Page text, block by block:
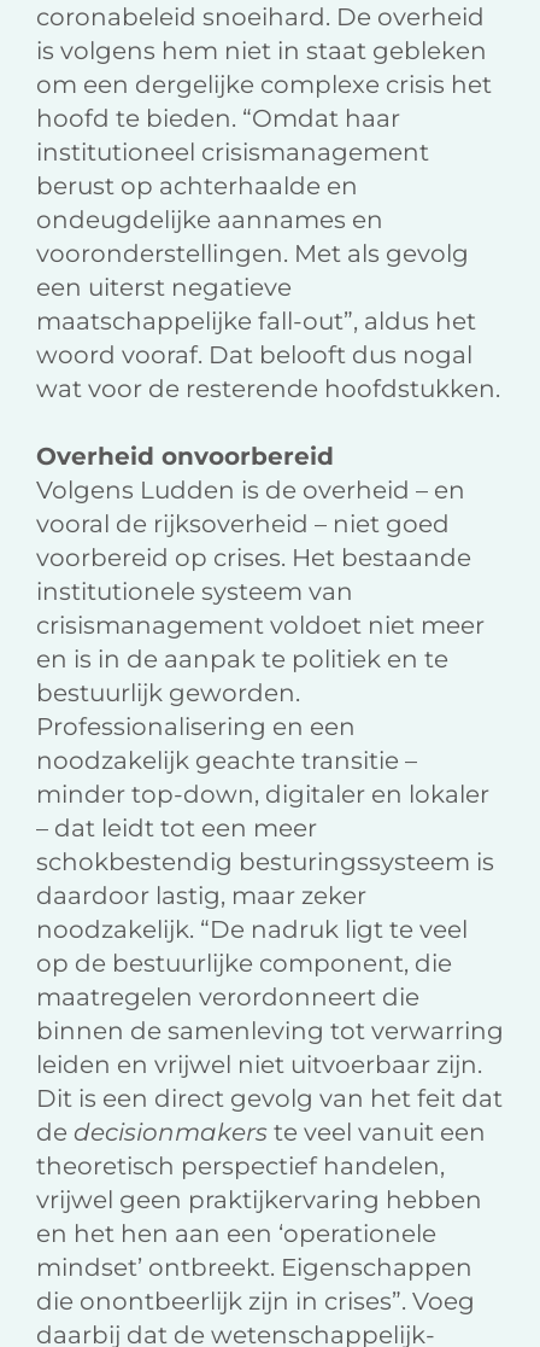
coronabeleid snoeihard. De overheid
is volgens hem niet in staat gebleken
om een dergelijke complexe crisis het
hoofd te bieden. “Omdat haar
institutioneel crisismanagement
berust op achterhaalde en
ondeugdelijke aannames en
vooronderstellingen. Met als gevolg
een uiterst negatieve
maatschappelijke fall-out”, aldus het
woord vooraf. Dat belooft dus nogal
wat voor de resterende hoofdstukken.
Overheid onvoorbereid
Volgens Ludden is de overheid – en
vooral de rijksoverheid – niet goed
voorbereid op crises. Het bestaande
institutionele systeem van
crisismanagement voldoet niet meer
en is in de aanpak te politiek en te
bestuurlijk geworden.
Professionalisering en een
noodzakelijk geachte transitie –
minder top-down, digitaler en lokaler
– dat leidt tot een meer
schokbestendig besturingssysteem is
daardoor lastig, maar zeker
noodzakelijk. “De nadruk ligt te veel
op de bestuurlijke component, die
maatregelen verordonneert die
binnen de samenleving tot verwarring
leiden en vrijwel niet uitvoerbaar zijn.
Dit is een direct gevolg van het feit dat
de decisionmakers te veel vanuit een
theoretisch perspectief handelen,
vrijwel geen praktijkervaring hebben
en het hen aan een ‘operationele
mindset’ ontbreekt. Eigenschappen
die onontbeerlijk zijn in crises”. Voeg
daarbij dat de wetenschappelijk-